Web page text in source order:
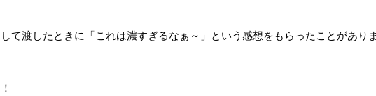
て渡したときに「これは濃すぎるなぁ～」という感想をもらったことがあり